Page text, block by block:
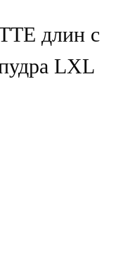
длин с
LXL